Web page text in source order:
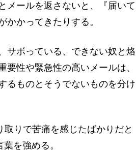
メールを返さないと、『届いて
かかってきたりする。
サボっている、できない奴と烙
性や緊急性の高いメールは、
るものとそうでないものを分け
りで苦痛を感じたばかりだと
を強める。